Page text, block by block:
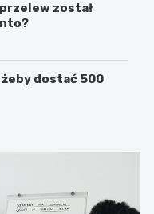
został
dostać 500